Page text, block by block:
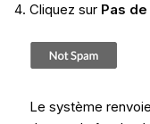
Cliquez sur Pas
Le système